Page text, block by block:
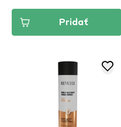
Pridať